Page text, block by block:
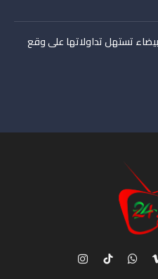
تستهل تداولاتها على وقع
فيميوواتسابتيكتوكالانستغرام